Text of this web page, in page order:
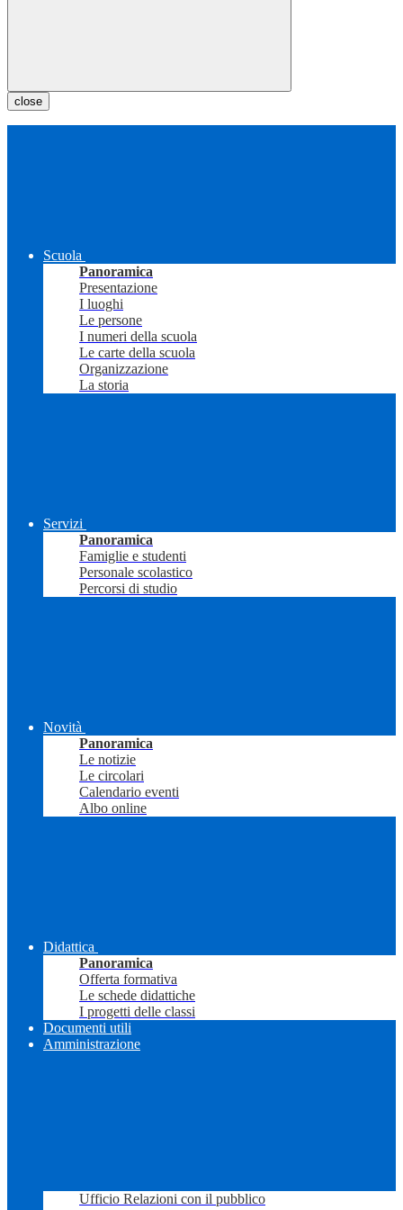
close
Scuola
Panoramica
Presentazione
I luoghi
Le persone
I numeri della scuola
Le carte della scuola
Organizzazione
La storia
Servizi
Panoramica
Famiglie e studenti
Personale scolastico
Percorsi di studio
Novità
Panoramica
Le notizie
Le circolari
Calendario eventi
Albo online
Didattica
Panoramica
Offerta formativa
Le schede didattiche
I progetti delle classi
Documenti utili
Amministrazione
Ufficio Relazioni con il pubblico